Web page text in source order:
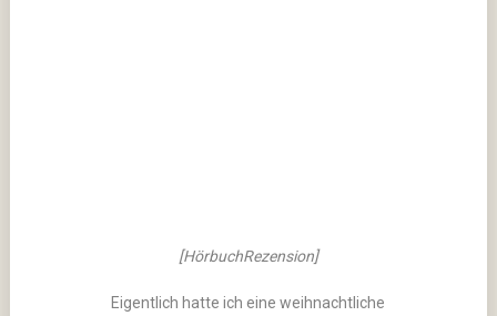
[HörbuchRezension]
Eigentlich hatte ich eine weihnachtliche